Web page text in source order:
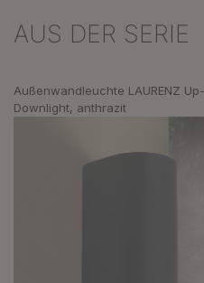
Produktgalerie überspringen
AUS DER SERIE
Außenwandleuchte LAURENZ
Downlight, anthrazit